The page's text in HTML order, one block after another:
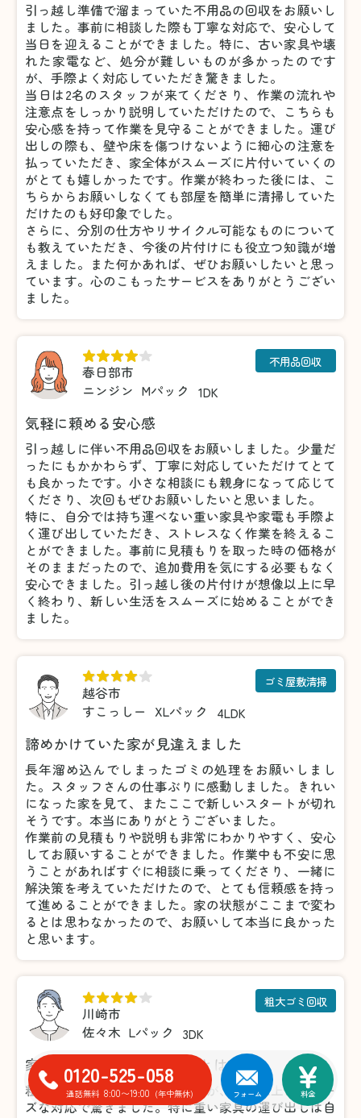
引っ越し準備で溜まっていた不用品の回収をお願いし
ました。事前に相談した際も丁寧な対応で、安心して
当日を迎えることができました。特に、古い家具や壊
れた家電など、処分が難しいものが多かったのです
が、手際よく対応していただき驚きました。
当日は2名のスタッフが来てくださり、作業の流れや
注意点をしっかり説明していただけたので、こちらも
安心感を持って作業を見守ることができました。運び
出しの際も、壁や床を傷つけないように細心の注意を
払っていただき、家全体がスムーズに片付いていくの
がとても嬉しかったです。作業が終わった後には、こ
ちらからお願いしなくても部屋を簡単に清掃していた
だけたのも好印象でした。
さらに、分別の仕方やリサイクル可能なものについて
も教えていただき、今後の片付けにも役立つ知識が増
えました。また何かあれば、ぜひお願いしたいと思っ
ています。心のこもったサービスをありがとうござい
ました。
春日部市
ニンジン Mパック 1DK
不用品回収
気軽に頼める安心感
引っ越しに伴い不用品回収をお願いしました。少量だ
ったにもかかわらず、丁寧に対応していただけてとて
も良かったです。小さな相談にも親身になって応じて
くださり、次回もぜひお願いしたいと思いました。
特に、自分では持ち運べない重い家具や家電も手際よ
く運び出していただき、ストレスなく作業を終えるこ
とができました。事前に見積もりを取った時の価格が
そのままだったので、追加費用を気にする必要もなく
安心できました。引っ越し後の片付けが想像以上に早
く終わり、新しい生活をスムーズに始めることができ
ました。
越谷市
すこっしー
XLパック 4LDK
ゴミ屋敷清掃
諦めかけていた家が見違えました
長年溜め込んでしまったゴミの処理をお願いしまし
た。スタッフさんの仕事ぶりに感動しました。きれい
になった家を見て、またここで新しいスタートが切れ
そうです。本当にありがとうございました。
作業前の見積もりや説明も非常にわかりやすく、安心
してお願いすることができました。作業中も不安に思
うことがあればすぐに相談に乗ってくださり、一緒に
解決策を考えていただけたので、とても信頼感を持っ
て進めることができました。家の状態がここまで変わ
るとは思わなかったので、お願いして本当に良かった
と思います。
川崎市
佐々木 Lパック 3DK
粗大ゴミ回収
家具の処分がこんなに楽だとは！
粗大ゴミの処分で利用しましたが、想像以上にスムー
ズな対応で驚きました。特に重い家具の運び出しは自
0120-525-058
通話無料 8:00〜19:00 (年中無休) フォーム 料金